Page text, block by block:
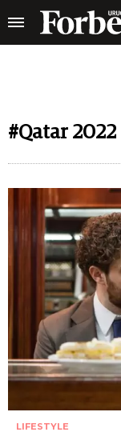
#Qatar 2022
LIFESTYLE